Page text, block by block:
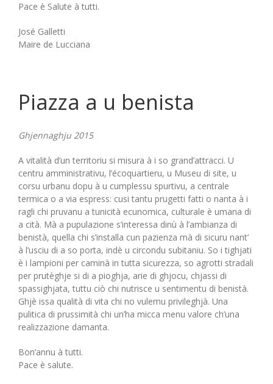
Pace è Salute à tutti.
José Galletti
Maire de Lucciana
Piazza a u benista
Ghjennaghju 2015
A vitalità d’un territoriu si misura à i so grand’attracci. U
centru amministrativu, l’écoquartieru, u Museu di site, u
corsu urbanu dopu à u cumplessu spurtivu, a centrale
termica o a via espress: cusi tantu prugetti fatti o nanta à i
ragli chi pruvanu a tunicità ecunomica, culturale è umana di
a cità. Mà a pupulazione s’interessa dinù à l’ambianza di
benistà, quella chi s’installa cun pazienza mà di sicuru nant’
à l’usciu di a so porta, indè u circondu subitaniu. So i tighjati
è i lampioni per caminà in tutta sicurezza, so agrotti stradali
per prutèghje si di a pioghja, arie di ghjocu, chjassi di
spassighjata, tuttu ciò chi nutrisce u sentimentu di benistà.
Ghjè issa qualità di vita chi no vulemu privileghjà. Una
pulitica di prussimità chi un’ha micca menu valore ch’una
realizzazione damanta.
Bon’annu à tutti.
Pace è salute.